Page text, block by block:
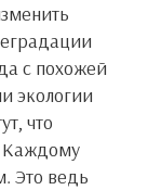
с похожей
экологии
что
Каждому
Это ведь